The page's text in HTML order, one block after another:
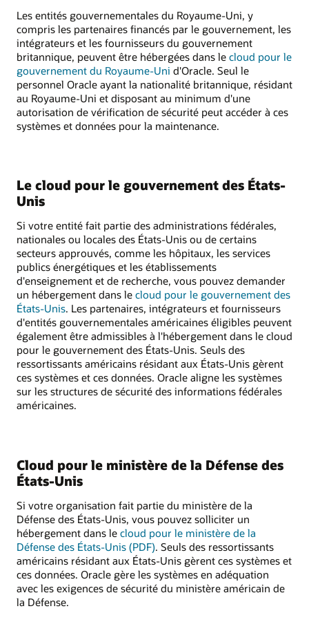
Les entités gouvernementales du Royaume-Uni, y
compris les partenaires financés par le gouvernement, les
intégrateurs et les fournisseurs du gouvernement
britannique, peuvent être hébergées dans le cloud pour le
gouvernement du Royaume-Uni d'Oracle. Seul le
personnel Oracle ayant la nationalité britannique, résidant
au Royaume-Uni et disposant au minimum d'une
autorisation de vérification de sécurité peut accéder à ces
systèmes et données pour la maintenance.
Le cloud pour le gouvernement des États-
Unis
Si votre entité fait partie des administrations fédérales,
nationales ou locales des États-Unis ou de certains
secteurs approuvés, comme les hôpitaux, les services
publics énergétiques et les établissements
d'enseignement et de recherche, vous pouvez demander
un hébergement dans le cloud pour le gouvernement des
États-Unis. Les partenaires, intégrateurs et fournisseurs
d'entités gouvernementales américaines éligibles peuvent
également être admissibles à l'hébergement dans le cloud
pour le gouvernement des États-Unis. Seuls des
ressortissants américains résidant aux États-Unis gèrent
ces systèmes et ces données. Oracle aligne les systèmes
sur les structures de sécurité des informations fédérales
américaines.
Cloud pour le ministère de la Défense des
États-Unis
Si votre organisation fait partie du ministère de la
Défense des États-Unis, vous pouvez solliciter un
hébergement dans le cloud pour le ministère de la
Défense des États-Unis (PDF). Seuls des ressortissants
américains résidant aux États-Unis gèrent ces systèmes et
ces données. Oracle gère les systèmes en adéquation
avec les exigences de sécurité du ministère américain de
la Défense.